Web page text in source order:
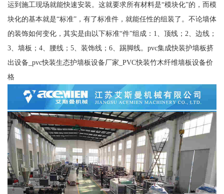
运到施工现场就能快速安装。这就要求所有材料是“模块化”的，而模
块化的基本就是“标准”，有了标准件，就能任性的组装了。不论墙体
的装饰如何变化，其实是由以下标准“件”组成：1、顶线；2、边线；
3、墙板；4、腰线；5、装饰线；6、踢脚线。pvc集成快装护墙板挤
出设备_pvc快装生态护墙板设备厂家_PVC快装竹木纤维墙板设备价
格